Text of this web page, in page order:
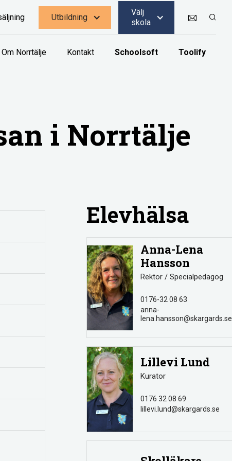
Utbildning
Välj
skola
Om Norrtälje Kontakt Schoolsoft Toolify
i Norrtälje
Elevhälsa
Anna-Lena
Hansson
Rektor / Specialpedagog
0176-32 08 63
anna-
lena.hansson@skargards.se
Lillevi Lund
Kurator
0176 32 08 69
lillevi.lund@skargards.se